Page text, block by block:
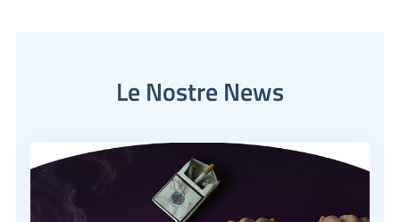
Le Nostre News